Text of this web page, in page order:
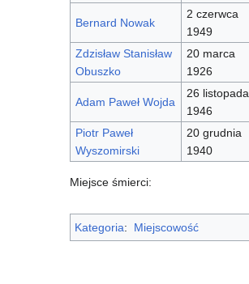
Bernard Nowak
2 czerwca
1949
Zdzisław Stanisław
Obuszko
20 marca
1926
Adam Paweł Wojda
26 listopada
1946
Piotr Paweł
Wyszomirski
20 grudnia
1940
Miejsce śmierci:
Kategoria: Miejscowość